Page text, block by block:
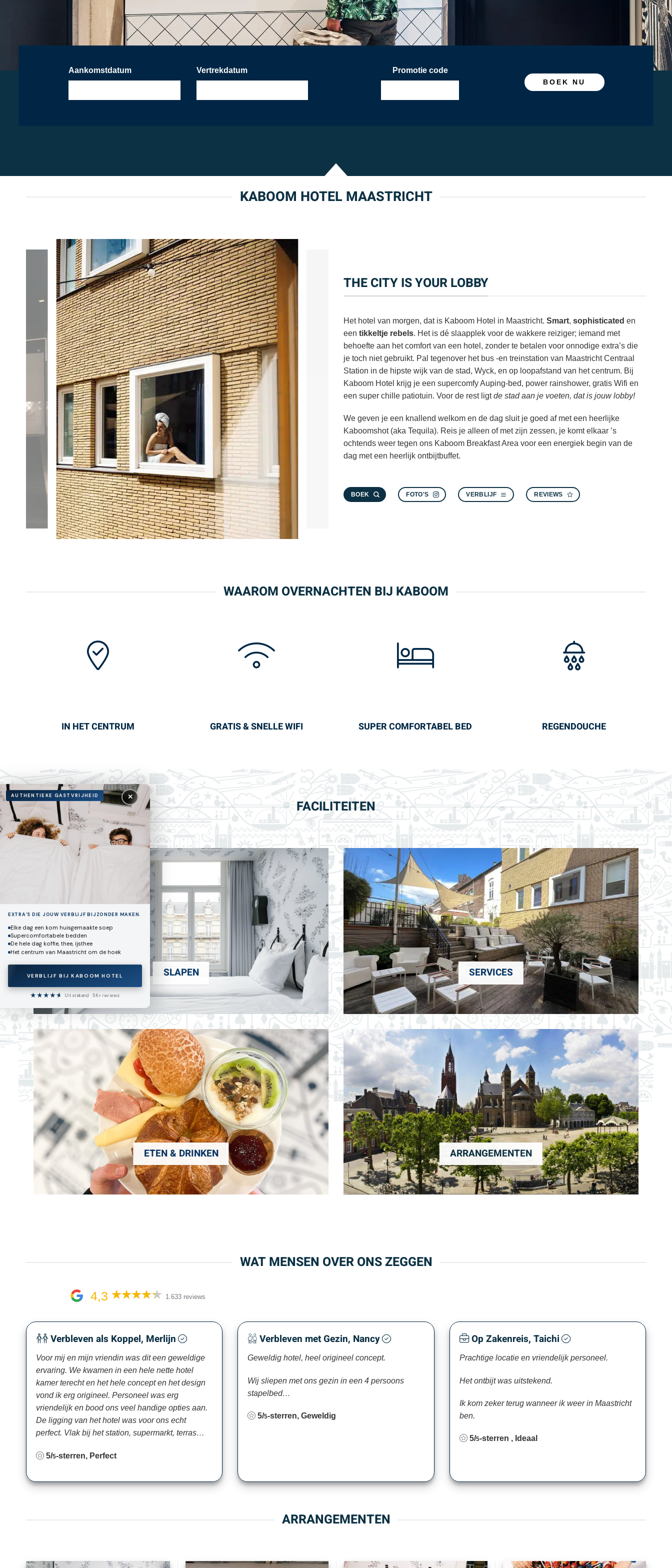
Aankomstdatum Vertrekdatum Promotie code
BOEK NU
KABOOM HOTEL MAASTRICHT
THE CITY IS YOUR LOBBY
Het hotel van morgen, dat is Kaboom Hotel in Maastricht. Smart, sophisticated en
een tikkeltje rebels. Het is dé slaapplek voor de wakkere reiziger; iemand met
behoefte aan het comfort van een hotel, zonder te betalen voor onnodige extra’s die
je toch niet gebruikt. Pal tegenover het bus -en treinstation van Maastricht Centraal
Station in de hipste wijk van de stad, Wyck, en op loopafstand van het centrum. Bij
Kaboom Hotel krijg je een supercomfy Auping-bed, power rainshower, gratis Wifi en
een super chille patiotuin. Voor de rest ligtde stad aan je voeten, dat is jouw lobby!
We geven je een knallend welkom en de dag sluit je goed af met een heerlijke
Kaboomshot (aka Tequila). Reis je alleen of met zijn zessen, je komt elkaar ’s
ochtends weer tegen ons Kaboom Breakfast Area voor een energiek begin van de
dag met een heerlijk ontbijtbuffet.
BOEK FOTO'S VERBLIJF REVIEWS
WAAROM OVERNACHTEN BIJ KABOOM
IN HET CENTRUM GRATIS & SNELLE WIFI SUPER COMFORTABEL BED REGENDOUCHE
FACILITEITEN
SLAPEN SERVICES
ETEN & DRINKEN ARRANGEMENTEN
WAT MENSEN OVER ONS ZEGGEN
4,3 1.633 reviews
Verbleven als Koppel, Merlijn
Voor mij en mijn vriendin was dit een geweldige
ervaring. We kwamen in een hele nette hotel
kamer terecht en het hele concept en het design
vond ik erg origineel. Personeel was erg
vriendelijk en bood ons veel handige opties aan.
De ligging van het hotel was voor ons echt
perfect. Vlak bij het station, supermarkt, terras…
5/5-sterren, Perfect
Verbleven met Gezin, Nancy
Geweldig hotel, heel origineel concept.
Wij sliepen met ons gezin in een 4 persoons
stapelbed…
5/5-sterren, Geweldig
Op Zakenreis, Taichi
Prachtige locatie en vriendelijk personeel.
Het ontbijt was uitstekend.
Ik kom zeker terug wanneer ik weer in Maastricht
ben.
5/5-sterren , Ideaal
ARRANGEMENTEN
✕
AUTHENTIEKE GASTVRIJHEID
Bij Kaboom Hotel krijg
je altijd netdat beetje
meer.
EXTRA’S DIE JOUW VERBLIJF BIJZONDER MAKEN.
Elke dag een kom huisgemaakte soep
Supercomfortabele bedden
De hele dag koffie, thee, ijsthee
Het centrum van Maastricht om de hoek
VERBLIJF BIJ KABOOM HOTEL
★★★★★
★ Uitstekend · 5K+ reviews